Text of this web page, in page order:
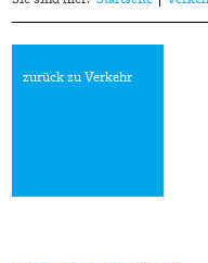
zurück zu Verkehr